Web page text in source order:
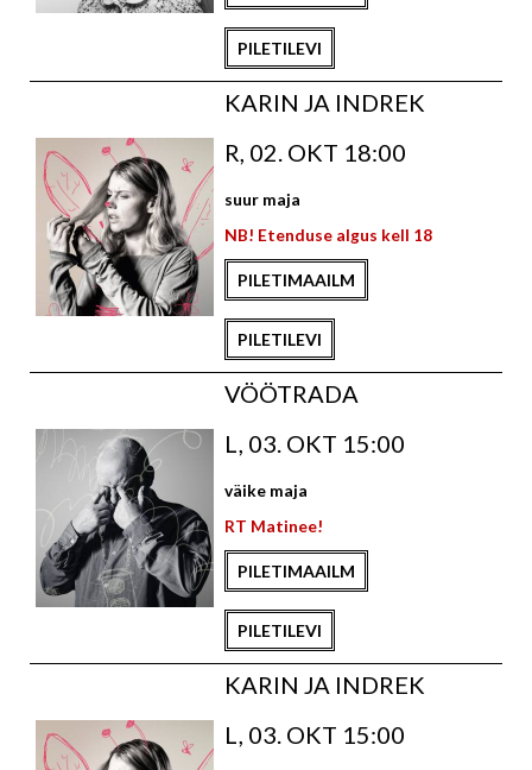
PILETILEVI
KARIN JA INDREK
R, 02. OKT 18:00
suur maja
NB! Etenduse algus kell 18
PILETIMAAILM
PILETILEVI
VÖÖTRADA
L, 03. OKT 15:00
väike maja
RT Matinee!
PILETIMAAILM
PILETILEVI
KARIN JA INDREK
L, 03. OKT 15:00